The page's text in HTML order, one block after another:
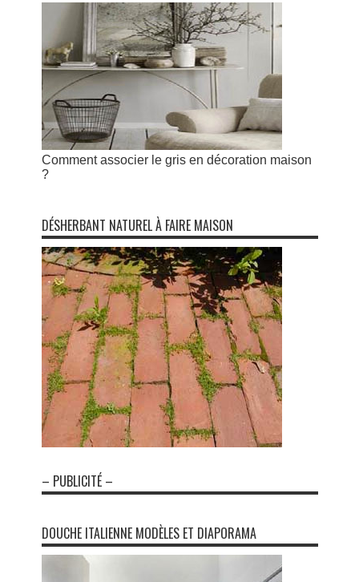
Comment associer le gris en décoration maison
?
DÉSHERBANT NATUREL À FAIRE MAISON
– PUBLICITÉ –
DOUCHE ITALIENNE MODÈLES ET DIAPORAMA